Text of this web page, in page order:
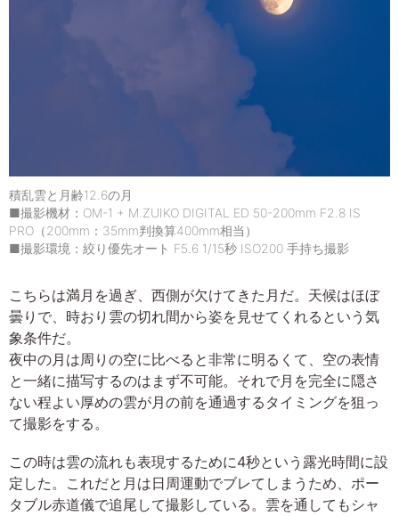
積乱雲と月齢12.6の月
■撮影機材：OM-1 + M.ZUIKO DIGITAL ED 50-200mm F2.8 IS
PRO（200mm：35mm判換算400mm相当）
■撮影環境：絞り優先オート F5.6 1/15秒 ISO200 手持ち撮影
こちらは満月を過ぎ、西側が欠けてきた月だ。天候はほぼ
曇りで、時おり雲の切れ間から姿を見せてくれるという気
象条件だ。
夜中の月は周りの空に比べると非常に明るくて、空の表情
と一緒に描写するのはまず不可能。それで月を完全に隠さ
ない程よい厚めの雲が月の前を通過するタイミングを狙っ
て撮影をする。
この時は雲の流れも表現するために4秒という露光時間に設
定した。これだと月は日周運動でブレてしまうため、ポー
タブル赤道儀で追尾して撮影している。雲を通してもシャ